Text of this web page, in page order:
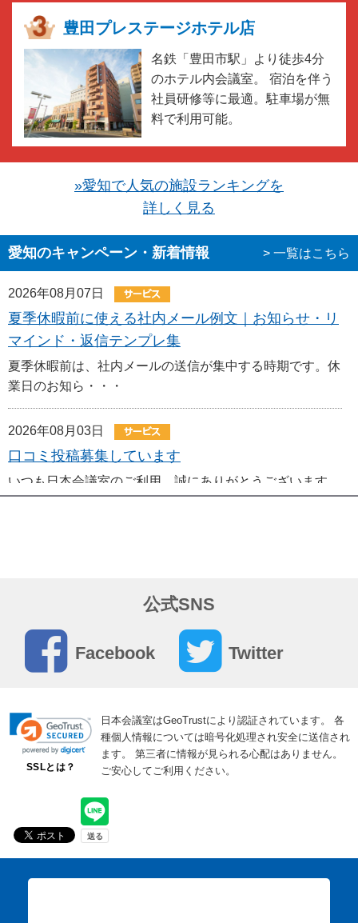
豊田プレステージホテル店
名鉄「豊田市駅」より徒歩4分
のホテル内会議室。 宿泊を伴う
社員研修等に最適。駐車場が無
料で利用可能。
»愛知で人気の施設ランキングを
詳しく見る
愛知のキャンペーン・新着情報 > 一覧はこちら
2026年08月07日
夏季休暇前に使える社内メール例文｜お知らせ・リ
マインド・返信テンプレ集
夏季休暇前は、社内メールの送信が集中する時期です。休
業日のお知ら・・・
2026年08月03日
口コミ投稿募集しています
いつも日本会議室のご利用、誠にありがとうございます。
・・・
休暇前の1分スピーチ例文
く、職場全体で・・・
現在開催中のキャンペーン情報をご紹介！ ぜひご利用く
ださい。 ・・・
2026年08月01日
【名駅モリシタ名古屋駅東口店】初回利用限定｜室
料30％オフキャンペーン
公式SNS
Facebook Twitter
SSLとは？
日本会議室はGeoTrustにより認証されています。
各
種個人情報については暗号化処理され安全に送信され
ます。
第三者に情報が見られる心配はありません。
ご安心してご利用ください。